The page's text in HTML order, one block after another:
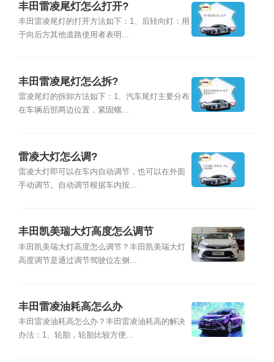
丰田雷凌尾灯怎么打开?
丰田雷凌尾灯的打开方法如下：1、后转向灯：用
于向后方其他道路使用者表明...
丰田雷凌尾灯怎么拆?
雷凌尾灯的拆卸方法如下：1、汽车尾灯主要分布
在车辆后部两边位置，紧固螺...
雷凌大灯怎么调?
雷凌大灯即可以在车内自动调节，也可以在外面
手动调节。自动调节根据车内按...
丰田凯美瑞大灯高度怎么调节
丰田凯美瑞大灯高度怎么调节？丰田凯美瑞大灯
高度调节是通过调节驾驶位左侧...
丰田雷凌油耗高怎么办
丰田雷凌油耗高怎么办？丰田雷凌油耗高的解决
办法：1、轮胎，轮胎比较方便...